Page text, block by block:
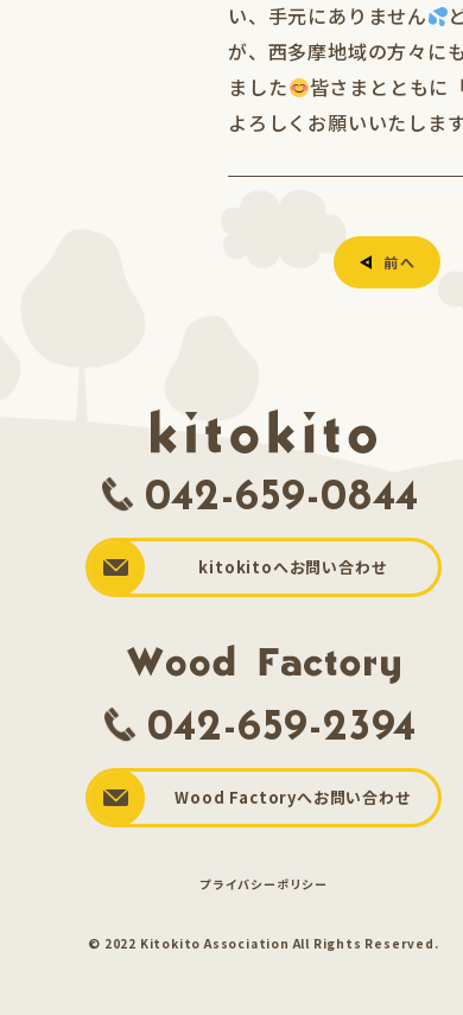
い、手元にありません
が、西多摩地域の方々に
ました
皆さまとともに
よろしくお願いいたしま
前へ
042-659-0844
kitokitoへお問い合わせ
042-659-2394
Wood Factoryへお問い合わせ
プライバシーポリシー
© 2022 Kitokito Association All Rights Reserved.